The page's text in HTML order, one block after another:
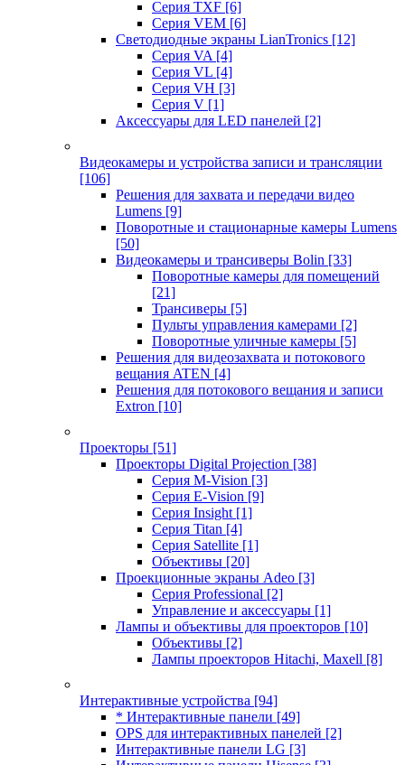
Серия TXF [6]
Серия VEM [6]
Светодиодные экраны LianTronics [12]
Серия VA [4]
Серия VL [4]
Серия VH [3]
Серия V [1]
Аксессуары для LED панелей [2]
Видеокамеры и устройства записи и трансляции
[106]
Решения для захвата и передачи видео
Lumens [9]
Поворотные и стационарные камеры Lumens
[50]
Видеокамеры и трансиверы Bolin [33]
Поворотные камеры для помещений
[21]
Трансиверы [5]
Пульты управления камерами [2]
Поворотные уличные камеры [5]
Решения для видеозахвата и потокового
вещания ATEN [4]
Решения для потокового вещания и записи
Extron [10]
Проекторы [51]
Проекторы Digital Projection [38]
Серия M-Vision [3]
Серия E-Vision [9]
Серия Insight [1]
Серия Titan [4]
Серия Satellite [1]
Объективы [20]
Проекционные экраны Adeo [3]
Серия Professional [2]
Управление и аксессуары [1]
Лампы и объективы для проекторов [10]
Объективы [2]
Лампы проекторов Hitachi, Maxell [8]
Интерактивные устройства [94]
* Интерактивные панели [49]
OPS для интерактивных панелей [2]
Интерактивные панели LG [3]